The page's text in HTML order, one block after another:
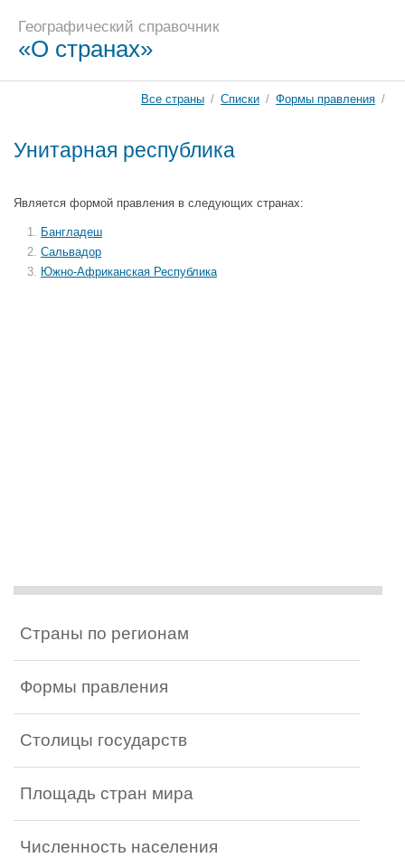
Географический справочник
«О странах»
Все страны / Списки / Формы правления /
Унитарная республика
Является формой правления в следующих странах:
Бангладеш
Сальвадор
Южно-Африканская Республика
Страны по регионам
Формы правления
Столицы государств
Площадь стран мира
Численность населения